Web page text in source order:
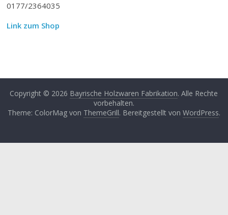
0177/2364035
Link zum Shop
Copyright © 2026 Bayrische Holzwaren Fabrikation. Alle Rechte
vorbehalten.
Theme: ColorMag von ThemeGrill. Bereitgestellt von WordPress.